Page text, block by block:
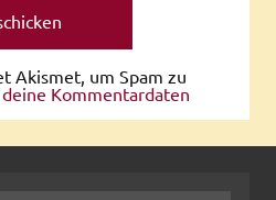
Akismet, um Spam zu
Kommentardaten